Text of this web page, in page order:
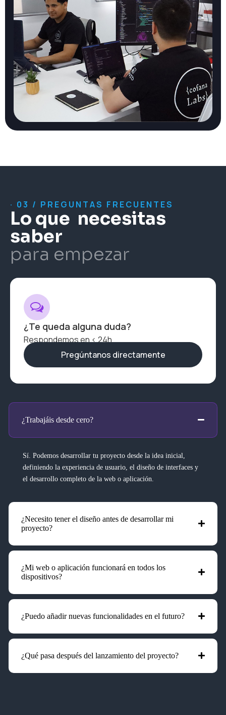
· 03 / PREGUNTAS FRECUENTES
Lo que necesitas
saber
para empezar
¿Te queda alguna duda?
Respondemos en < 24h
Pregúntanos directamente
¿Trabajáis desde cero?
Sí. Podemos desarrollar tu proyecto desde la idea inicial,
definiendo la experiencia de usuario, el diseño de interfaces y
el desarrollo completo de la web o aplicación.
¿Necesito tener el diseño antes de desarrollar mi
proyecto?
¿Mi web o aplicación funcionará en todos los
dispositivos?
¿Puedo añadir nuevas funcionalidades en el futuro?
¿Qué pasa después del lanzamiento del proyecto?